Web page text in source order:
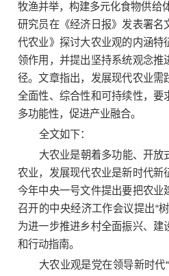
牧渔并举，构建多元化食物供给
研究员在《经济日报》发表署名
代农业》探讨大农业观的内涵特
领作用，并提出坚持系统观念推
径。文章指出，发展现代农业需
全面性、综合性和可持续性，要
多功能性，促进产业融合。
全文如下：
大农业是朝着多功能、开放
农业，发展现代农业是新时代新
今年中央一号文件提出要把农业
召开的中央经济工作会议提出“
为进一步推进乡村全面振兴、建
和行动指南。
大农业观是党在领导新时代